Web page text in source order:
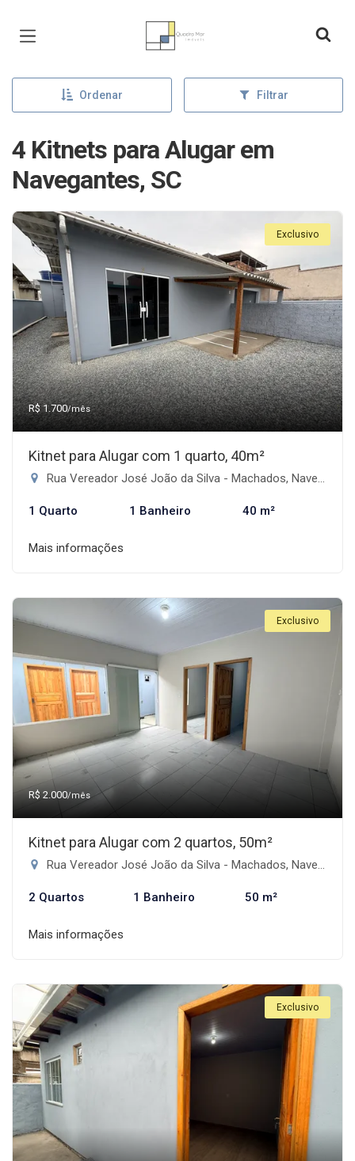
Página inicial
Ordenar Filtrar
4 Kitnets para Alugar em
Navegantes, SC
Exclusivo
R$ 1.700/mês
Kitnet para Alugar com 1 quarto, 40m²
Rua Vereador José João da Silva - Machados, Navegantes-SC
1 Quarto 1 Banheiro 40 m²
Mais informações
Exclusivo
R$ 2.000/mês
Kitnet para Alugar com 2 quartos, 50m²
Rua Vereador José João da Silva - Machados, Navegantes-SC
2 Quartos 1 Banheiro 50 m²
Mais informações
Exclusivo